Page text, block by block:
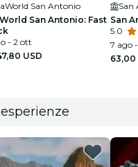
San Antonio
San Antonio: Fast
- 2 ott
USD
San
San
5.0
7 ago
63,00